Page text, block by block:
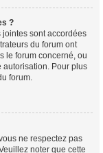
?
jointes sont accordées
du forum ont
le forum concerné, ou
autorisation. Pour plus
forum.
ne respectez pas
noter que cette